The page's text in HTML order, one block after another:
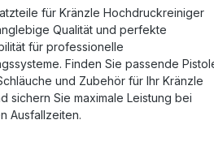
für Kränzle Hochdruckreiniger
Qualität und perfekte
für professionelle
Finden Sie passende
und Zubehör für Ihr Kränzle
sichern Sie maximale Leistung bei
Ausfallzeiten.